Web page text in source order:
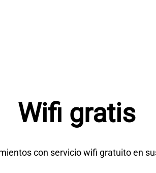
Wifi gratis
con servicio wifi gratuito en